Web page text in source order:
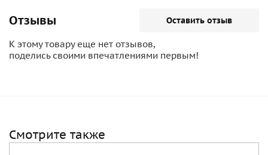
Отзывы Оставить отзыв
К этому товару еще нет отзывов,
поделись своими впечатлениями первым!
Смотрите также